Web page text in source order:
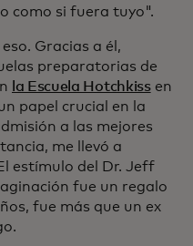
como si fuera tuyo".
Gracias a él,
preparatorias de
la Escuela Hotchkissen
papel crucial en la
a las mejores
me llevó a
estímulo del Dr. Jeff
fue un regalo
fue más que un ex